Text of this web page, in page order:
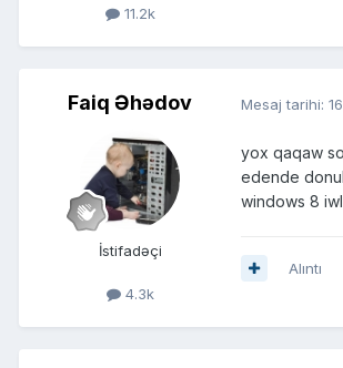
11.2k
Faiq Əhədov
İstifadəçi
4.3k
Mesaj tarihi:
yox qaqaw
edende
windows 8
Alıntı